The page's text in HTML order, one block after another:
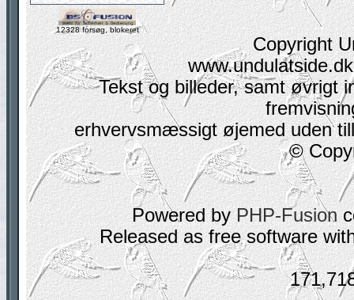
12328 forsøg, blokeret
Copyright
Tekst og billeder, samt øvrigt
erhvervsmæssigt øjemed uden
©
Powered byPHP-Fusion
Released as free software